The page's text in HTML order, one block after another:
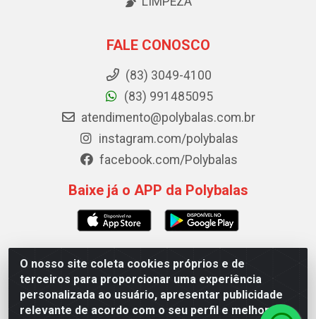
O nosso site coleta cookies próprios e de
terceiros para proporcionar uma experiência
personalizada ao usuário, apresentar publicidade
relevante de acordo com o seu perfil e melhorar a
FALE CONOSCO
(83) 3049-4100
(83) 991485095
atendimento@polybalas.com.br
instagram.com/polybalas
facebook.com/Polybalas
Baixe já o APP da Polybalas
Polybalas - Rua João Miguel de Souza, 173 Galpão B -
Ernesto Geisel, João Pessoa/PB - CEP 58.075-075 - CNPJ
00.909.327/0002-61